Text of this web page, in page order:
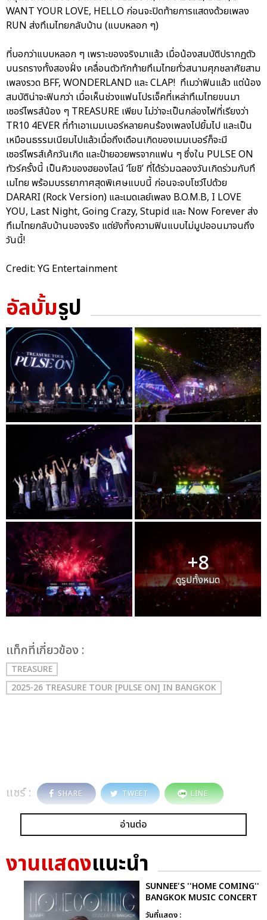
WANT YOUR LOVE, HELLO ก่อนจะปิดท้ายการแสดงด้วยเพลง
RUN ส่งทึเมไทยกลับบ้าน (แบบหลอก ๆ)
ที่บอกว่าแบบหลอก ๆ เพราะของจริงมาแล้ว เมื่อน้องสมบัติปรากฏตัว
บนรถรางทั้งสองฝั่ง เคลื่อนตัวทักท้ายทึเมไทยทั่วสนามศุภชลาศัยสาม
เพลงรวด BFF, WONDERLAND และ CLAP! ทึเมว่าฟินแล้ว แต่น้อง
สมบัติน่าจะฟินกว่า เมื่อเห็นช่วงแฟนโปรเจ็คที่เหล่าทึเมไทยขนมา
เซอร์ไพรส์น้อง ๆ TREASURE เพียบ ไม่ว่าจะเป็นกล่องไฟที่เรียงว่า
TR10 4EVER ที่ทำเอาเมมเบอร์หลายคนร้องเพลงไปยิ้มไป และเป็น
เหมือนธรรมเนียมไปแล้วเมื่อถึงเดือนเกิดของเมมเบอร์ก็จะมี
เซอร์ไพรส์เค้กวันเกิด และป้ายอวยพรจากแฟน ๆ ซึ่งใน PULSE ON
ทัวร์ครั้งนี้ เป็นคิวของฮยองไลน์ ‘โยชิ’ ที่ได้ร่วมฉลองวันเกิดร่วมกับทึ
เมไทย พร้อมบรรยากาศสุดพิเศษแบบนี้ ก่อนจะจบโชว์ไปด้วย
DARARI (Rock Version) และเมดเลย์เพลง B.O.M.B, I LOVE
YOU, Last Night, Going Crazy, Stupid และ Now Forever ส่ง
ทึเมไทยกลับบ้านของจริง แต่ยังทิ้งความฟินแบบไม่มูปออนมาจนถึง
วันนี้!
Credit: YG Entertainment
อัลบั้มรูป
+8
ดูรูปทั้งหมด
เเท็กที่เกี่ยวข้อง :
TREASURE
2025-26 TREASURE TOUR [PULSE ON] IN BANGKOK
แชร์ : SHARE TWEET LINE
อ่านต่อ
งานแสดงแนะนำ
SUNNEE'S ''HOME COMING''
BANGKOK MUSIC CONCERT
วันที่แสดง :